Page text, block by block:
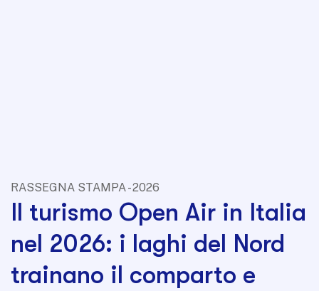
RASSEGNA STAMPA - 2026
Il turismo Open Air in Italia
nel 2026: i laghi del Nord
trainano il comparto e